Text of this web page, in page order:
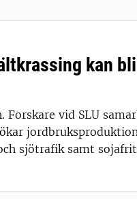
kan
vid SLU
sjötrafik samt